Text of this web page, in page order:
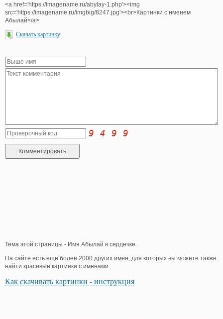
<a href='https://imagename.ru/abylay-1.php'><img
src='https://imagename.ru/imgbig/8247.jpg'><br>Картинки с именем
Абылай</a>
Скачать картинку
Тема этой страницы - Имя Абылай в сердечке.
На сайте есть еще более 2000 других имен, для которых вы можете также
найти красивые картинки с именами.
Как скачивать картинки - инструкция